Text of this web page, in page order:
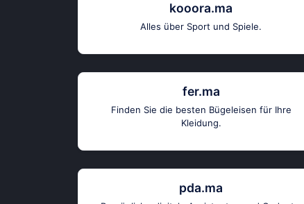
kooora.ma
Alles über Sport und Spiele.
fer.ma
Finden Sie die besten Bügeleisen für Ihre
Kleidung.
pda.ma